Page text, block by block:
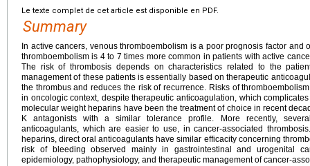
Le texte complet de cet article est disponible en PDF.
Summary
In active cancers, venous thromboembolism is a poor prognosis factor and
thromboembolism is 4 to 7 times more common in patients with active
The risk of thrombosis depends on characteristics related to the
management of these patients is essentially based on therapeutic
the thrombus and reduces the risk of recurrence. Risks of
in oncologic context, despite therapeutic anticoagulation, which
molecular weight heparins have been the treatment of choice in recent
K antagonists with a similar tolerance profile. More recently,
anticoagulants, which are easier to use, in cancer-associated
heparins, direct oral anticoagulants have similar efficacity concerning
risk of bleeding observed mainly in gastrointestinal and urogenital
epidemiology, pathophysiology, and therapeutic management of cancer-